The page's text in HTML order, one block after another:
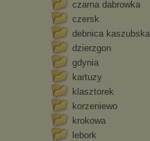
czarna dabrowka
czersk
debnica kaszubska
dzierzgon
gdynia
kartuzy
klasztorek
korzeniewo
krokowa
lebork